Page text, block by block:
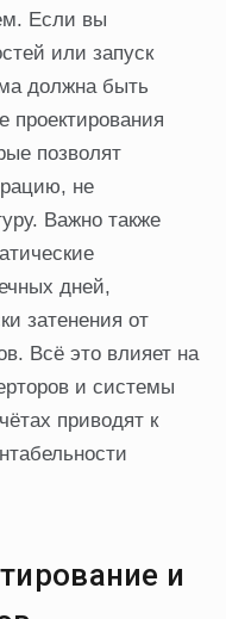
Если вы
или запуск
должна быть
позволят
не
Важно также
дней,
затенения от
Всё это влияет на
и системы
приводят к
и